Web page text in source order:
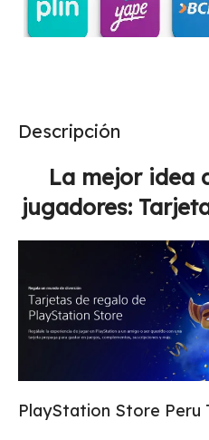
Descripción
La mejor idea
jugadores:
PlayStation Store Peru